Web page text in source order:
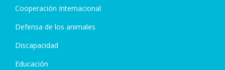
Cooperación Internacional
Defensa de los animales
Discapacidad
Educación